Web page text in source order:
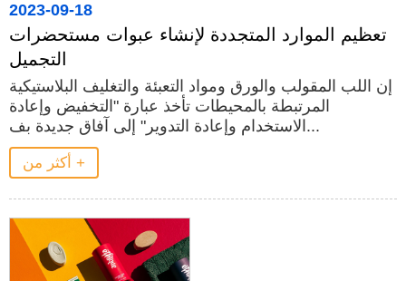
2023-09-18
تعظيم الموارد المتجددة لإنشاء عبوات مستحضرات
التجميل
إن اللب المقولب والورق ومواد التعبئة والتغليف البلاستيكية
المرتبطة بالمحيطات تأخذ عبارة "التخفيض وإعادة
الاستخدام وإعادة التدوير" إلى آفاق جديدة بف...
أكثر من +